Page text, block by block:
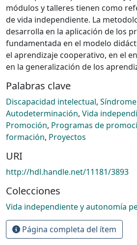
módulos y talleres tienen como
de vida independiente. La
desarrolla en la aplicación de los
fundamentada en el modelo
el aprendizaje cooperativo, en el
en la generalización de los
Palabras clave
Discapacidad intelectual,
Autodeterminación, Vida
Promoción, Programas de
formación, Proyectos
URI
http://hdl.handle.net/11181/3893
Colecciones
Vida independiente y autonomía
Página completa del ítem